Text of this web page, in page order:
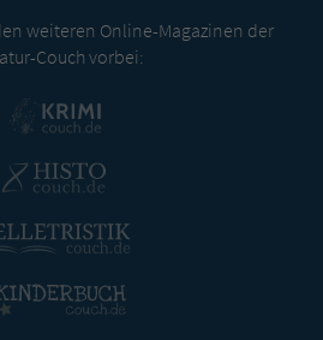
weiteren Online-Magazinen der
Couch vorbei: